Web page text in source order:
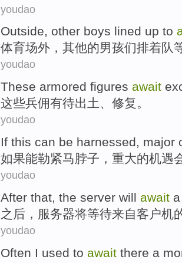
youdao
Outside, other boys lined up to
体育场外， 其他的男孩们排着队
youdao
These armored figures await
这些兵佣有待出土、 修复。
youdao
If this can be harnessed, major
如果能勒紧马脖子 ， 重大的机遇
youdao
After that, the server will await
之后 ， 服务器将等待来自客户机
youdao
Often I used to await there a